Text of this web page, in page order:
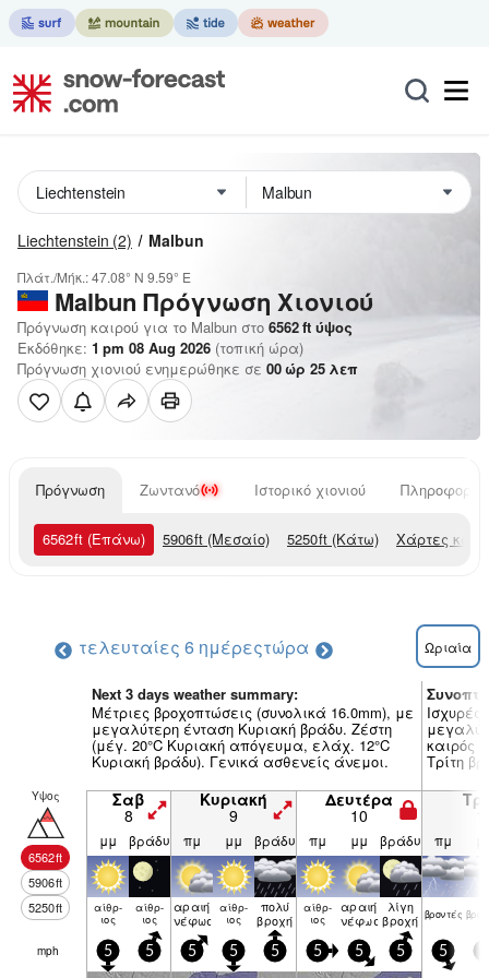
Liechtenstein (2) Malbun
Πλάτ./Μήκ.:47.08° N 9.59° E
Malbun Πρόγνωση Χιονιού
Πρόγνωση καιρού για το Malbun στο 6562ft ύψος
Εκδόθηκε: 1 pm 08 Aug 2026 (τοπική ώρα)
Πρόγνωση χιονιού ενημερώθηκε σε 00ώρ 25 λεπ
Πρόγνωση Ζωντανό Ιστορικό χιονιού
6562ft (Επάνω) 5906ft (Μεσαίο) 5250ft (Κάτω) Χάρτες
τελευταίες 6 ημέρεςτώρα Ωριαία
Next 3 days weather summary:
Μέτριες βροχοπτώσεις (συνολικά 16.0mm), με
μεγαλύτερη ένταση Κυριακή βράδυ. Ζέστη
(μέγ. 20°C Κυριακή απόγευμα, ελάχ. 12°C
Κυριακή βράδυ). Γενικά ασθενείς άνεμοι.
καιρός
Τρίτη
Υψος
6562ft
5906ft
5250ft
Σαβ
8
Κυριακή
9
Δευτέρα
10
μμ βράδυ πμ μμ βράδυ πμ μμ βράδυ πμ
αίθρ­
ιος
αίθρ­
ιος
αραιή
νέφωση
αίθρ­
ιος
πολύ
βροχή
αίθρ­
ιος
αραιή
νέφωση
λίγη
βροχή βρον­τές
mph 5 5 5 5 5 5 5 5 5